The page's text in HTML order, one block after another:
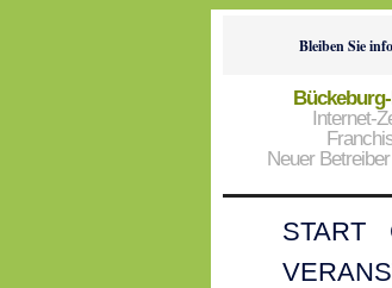
Bleiben Sie
Internet-
Neuer
START